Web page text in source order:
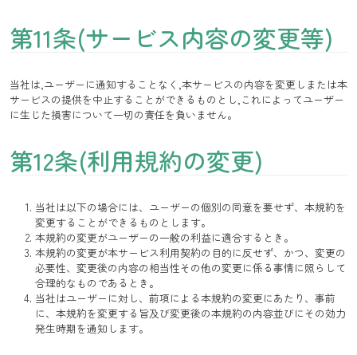
第11条(サービス内容の変更等)
当社は,ユーザーに通知することなく,本サービスの内容を変更しまたは本
サービスの提供を中止することができるものとし,これによってユーザー
に生じた損害について一切の責任を負いません。
第12条(利用規約の変更)
当社は以下の場合には、ユーザーの個別の同意を要せず、本規約を
変更することができるものとします。
本規約の変更がユーザーの一般の利益に適合するとき。
本規約の変更が本サービス利用契約の目的に反せず、かつ、変更の
必要性、変更後の内容の相当性その他の変更に係る事情に照らして
合理的なものであるとき。
当社はユーザーに対し、前項による本規約の変更にあたり、事前
に、本規約を変更する旨及び変更後の本規約の内容並びにその効力
発生時期を通知します。